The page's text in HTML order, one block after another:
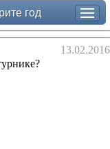
год
13.02.2016